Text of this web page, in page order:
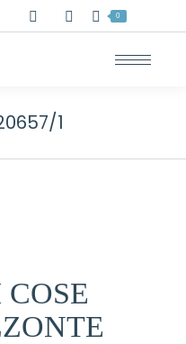
Cerca: 0
1